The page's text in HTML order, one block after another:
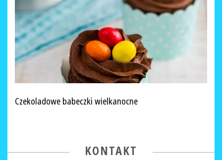
Czekoladowe babeczki wielkanocne
KONTAKT